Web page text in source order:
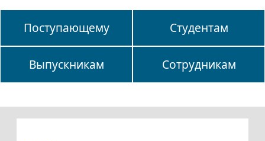
Поступающему Студентам
Выпускникам Сотрудникам